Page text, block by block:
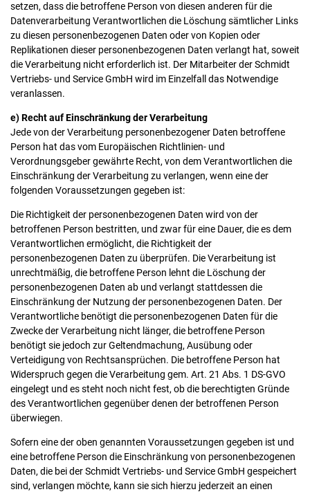
setzen, dass die betroffene Person von diesen anderen für die
Datenverarbeitung Verantwortlichen die Löschung sämtlicher Links
zu diesen personenbezogenen Daten oder von Kopien oder
Replikationen dieser personenbezogenen Daten verlangt hat, soweit
die Verarbeitung nicht erforderlich ist. Der Mitarbeiter der Schmidt
Vertriebs- und Service GmbH wird im Einzelfall das Notwendige
veranlassen.
e) Recht auf Einschränkung der Verarbeitung
Jede von der Verarbeitung personenbezogener Daten betroffene
Person hat das vom Europäischen Richtlinien- und
Verordnungsgeber gewährte Recht, von dem Verantwortlichen die
Einschränkung der Verarbeitung zu verlangen, wenn eine der
folgenden Voraussetzungen gegeben ist:
Die Richtigkeit der personenbezogenen Daten wird von der
betroffenen Person bestritten, und zwar für eine Dauer, die es dem
Verantwortlichen ermöglicht, die Richtigkeit der
personenbezogenen Daten zu überprüfen. Die Verarbeitung ist
unrechtmäßig, die betroffene Person lehnt die Löschung der
personenbezogenen Daten ab und verlangt stattdessen die
Einschränkung der Nutzung der personenbezogenen Daten. Der
Verantwortliche benötigt die personenbezogenen Daten für die
Zwecke der Verarbeitung nicht länger, die betroffene Person
benötigt sie jedoch zur Geltendmachung, Ausübung oder
Verteidigung von Rechtsansprüchen. Die betroffene Person hat
Widerspruch gegen die Verarbeitung gem. Art. 21 Abs. 1 DS-GVO
eingelegt und es steht noch nicht fest, ob die berechtigten Gründe
des Verantwortlichen gegenüber denen der betroffenen Person
überwiegen.
Sofern eine der oben genannten Voraussetzungen gegeben ist und
eine betroffene Person die Einschränkung von personenbezogenen
Daten, die bei der Schmidt Vertriebs- und Service GmbH gespeichert
sind, verlangen möchte, kann sie sich hierzu jederzeit an einen